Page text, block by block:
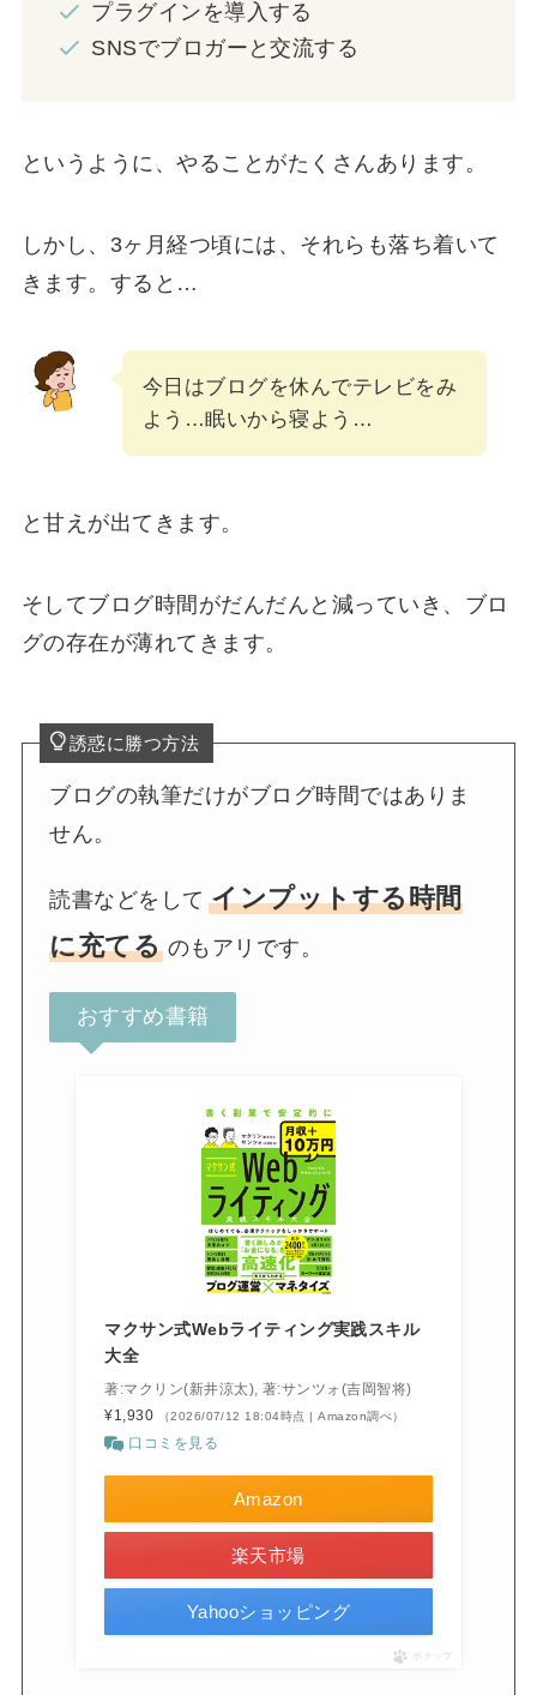
プラグインを導入する
SNSでブロガーと交流する
というように、やることがたくさんあります。
しかし、3ヶ月経つ頃には、それらも落ち着いて
きます。すると…
今日はブログを休んでテレビをみ
よう…眠いから寝よう…
と甘えが出てきます。
そしてブログ時間がだんだんと減っていき、ブロ
グの存在が薄れてきます。
誘惑に勝つ方法
ブログの執筆だけがブログ時間ではありま
せん。
読書などをして インプットする時間
に充てる のもアリです。
おすすめ書籍
マクサン式Webライティング実践スキル
大全
著:マクリン(新井涼太), 著:サンツォ(吉岡智将)
¥1,930
（2026/07/12 18:04時点 | Amazon調べ）
口コミを見る
Amazon
楽天市場
Yahooショッピング
ポチップ